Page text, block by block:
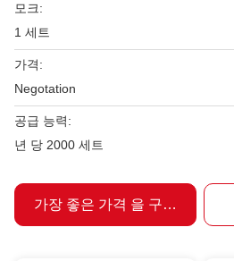
모크:
1 세트
가격:
Negotation
공급 능력:
년 당 2000 세트
가장 좋은 가격 을 구하라